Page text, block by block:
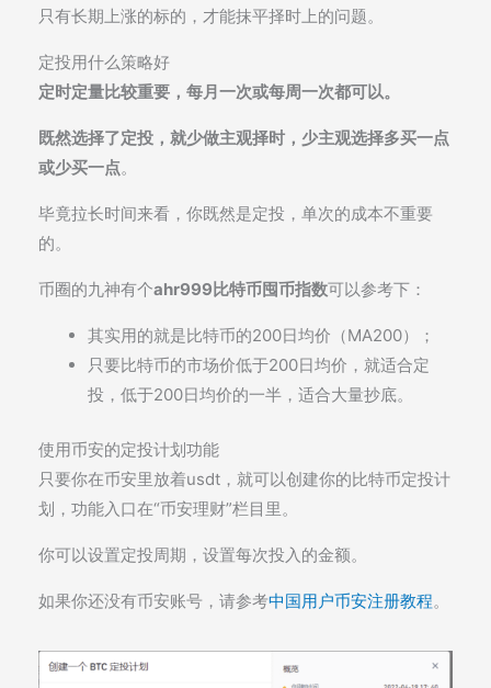
只有长期上涨的标的，才能抹平择时上的问题。
定投用什么策略好
定时定量比较重要，每月一次或每周一次都可以。
既然选择了定投，就少做主观择时，少主观选择多买一点
或少买一点。
毕竟拉长时间来看，你既然是定投，单次的成本不重要
的。
币圈的九神有个ahr999比特币囤币指数可以参考下：
其实用的就是比特币的200日均价（MA200）；
只要比特币的市场价低于200日均价，就适合定
投，低于200日均价的一半，适合大量抄底。
使用币安的定投计划功能
只要你在币安里放着usdt，就可以创建你的比特币定投计
划，功能入口在“币安理财”栏目里。
你可以设置定投周期，设置每次投入的金额。
如果你还没有币安账号，请参考中国用户币安注册教程。